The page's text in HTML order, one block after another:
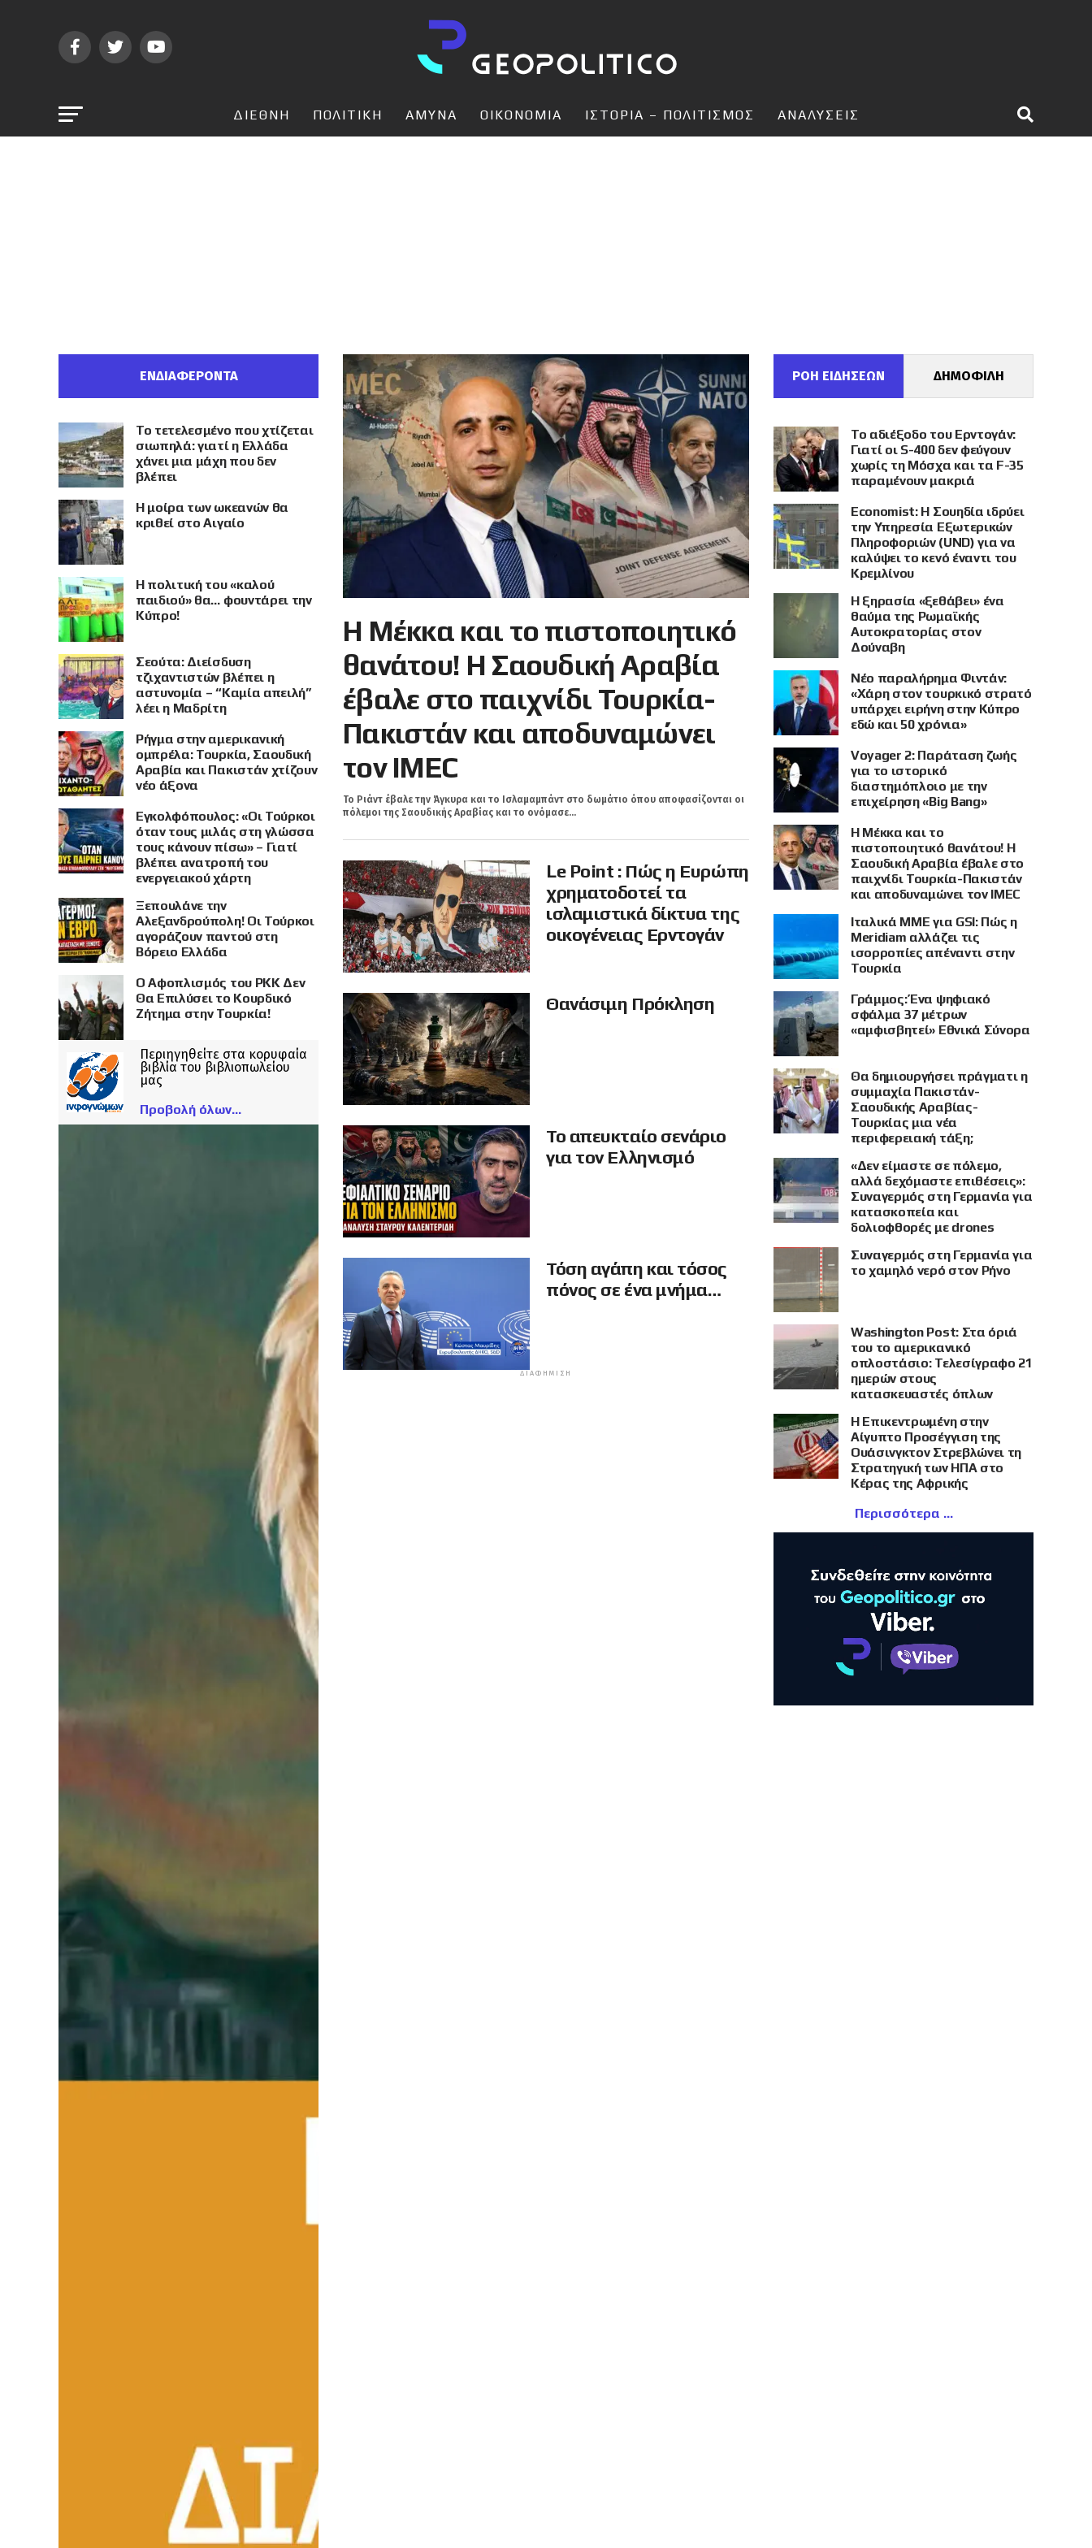
ΔΙΕΘΝΗ ΠΟΛΙΤΙΚΗ ΑΜΥΝΑ ΟΙΚΟΝΟΜΙΑ ΙΣΤΟΡΙΑ – ΠΟΛΙΤΙΣΜΟΣ ΑΝΑΛΥΣΕΙΣ
Η Μέκκα και το πιστοποιητικό
θανάτου! Η Σαουδική Αραβία
έβαλε στο παιχνίδι Τουρκία-
Πακιστάν και αποδυναμώνει
τον IMEC
Το Ριάντ έβαλε την Άγκυρα και τo Ισλαμαμπάντ στο δωμάτιο όπου αποφασίζονται οι
πόλεμοι της Σαουδικής Αραβίας και το ονόμασε...
Le Point : Πώς η Ευρώπη
χρηματοδοτεί τα
ισλαμιστικά δίκτυα της
οικογένειας Ερντογάν
Θανάσιμη Πρόκληση
Το απευκταίο σενάριο
για τον Ελληνισμό
Τόση αγάπη και τόσος
πόνος σε ένα μνήμα…
ΔΙΑΦΉΜΙΣΗ
ΕΝΔΙΑΦΕΡΟΝΤΑ
Το τετελεσμένο που χτίζεται
σιωπηλά: γιατί η Ελλάδα
χάνει μια μάχη που δεν
βλέπει
Η μοίρα των ωκεανών θα
κριθεί στο Αιγαίο
Η πολιτική του «καλού
παιδιού» θα… φουντάρει την
Κύπρο!
Σεούτα: Διείσδυση
τζιχαντιστών βλέπει η
αστυνομία – “Καμία απειλή”
λέει η Μαδρίτη
Ρήγμα στην αμερικανική
ομπρέλα: Τουρκία, Σαουδική
Αραβία και Πακιστάν χτίζουν
νέο άξονα
Εγκολφόπουλος: «Οι Τούρκοι
όταν τους μιλάς στη γλώσσα
τους κάνουν πίσω» – Γιατί
βλέπει ανατροπή του
ενεργειακού χάρτη
Ξεπουλάνε την
Αλεξανδρούπολη! Οι Τούρκοι
αγοράζουν παντού στη
Βόρειο Ελλάδα
Ο Αφοπλισμός του PKK Δεν
Θα Επιλύσει το Κουρδικό
Ζήτημα στην Τουρκία!
Περιηγηθείτε στα κορυφαία
βιβλία του βιβλιοπωλείου
μας
Προβολή όλων
ΡΟΗ ΕΙΔΗΣΕΩΝ ΔΗΜΟΦΙΛΗ
Το αδιέξοδο του Ερντογάν:
Γιατί οι S-400 δεν φεύγουν
χωρίς τη Μόσχα και τα F-35
παραμένουν μακριά
Economist: Η Σουηδία ιδρύει
την Υπηρεσία Εξωτερικών
Πληροφοριών (UND) για να
καλύψει το κενό έναντι του
Κρεμλίνου
Η ξηρασία «ξεθάβει» ένα
θαύμα της Ρωμαϊκής
Αυτοκρατορίας στον
Δούναβη
Νέο παραλήρημα Φιντάν:
«Χάρη στον τουρκικό στρατό
υπάρχει ειρήνη στην Κύπρο
εδώ και 50 χρόνια»
Voyager 2: Παράταση ζωής
για το ιστορικό
διαστημόπλοιο με την
επιχείρηση «Big Bang»
Η Μέκκα και το
πιστοποιητικό θανάτου! Η
Σαουδική Αραβία έβαλε στο
παιχνίδι Τουρκία-Πακιστάν
και αποδυναμώνει τον IMEC
Ιταλικά ΜΜΕ για GSI: Πώς η
Meridiam αλλάζει τις
ισορροπίες απέναντι στην
Τουρκία
Γράμμος: Ένα ψηφιακό
σφάλμα 37 μέτρων
«αμφισβητεί» Εθνικά Σύνορα
Θα δημιουργήσει πράγματι η
συμμαχία Πακιστάν-
Σαουδικής Αραβίας-
Τουρκίας μια νέα
περιφερειακή τάξη;
«Δεν είμαστε σε πόλεμο,
αλλά δεχόμαστε επιθέσεις»:
Συναγερμός στη Γερμανία για
κατασκοπεία και
δολιοφθορές με drones
Συναγερμός στη Γερμανία για
το χαμηλό νερό στον Ρήνο
Washington Post: Στα όριά
του το αμερικανικό
οπλοστάσιο: Τελεσίγραφο 21
ημερών στους
κατασκευαστές όπλων
Η Επικεντρωμένη στην
Αίγυπτο Προσέγγιση της
Ουάσινγκτον Στρεβλώνει τη
Στρατηγική των ΗΠΑ στο
Κέρας της Αφρικής
Περισσότερα